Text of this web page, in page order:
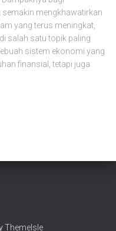
semakin mengkhawatirkan
yang terus meningkat,
salah satu topik paling
sistem ekonomi yang
finansial, tetapi juga
ThemeIsle